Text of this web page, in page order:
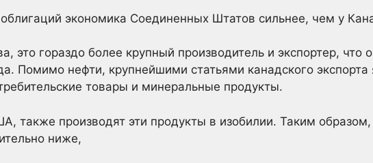
экономика Соединенных Штатов сильнее, чем у
это гораздо более крупный производитель и экспортер, что
Помимо нефти, крупнейшими статьями канадского экспорта
товары и минеральные продукты.
также производят эти продукты в изобилии. Таким образом,
ниже,